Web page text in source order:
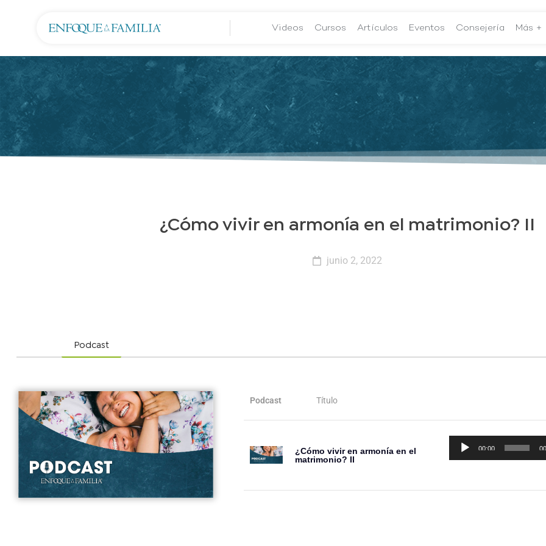
Videos Cursos Artículos Eventos Consejería Más +
¿Cómo vivir en armonía en el matrimonio? II
junio 2, 2022
Podcast
Podcast Título
¿Cómo vivir en armonía en el
matrimonio? II
Reproductor
00:00